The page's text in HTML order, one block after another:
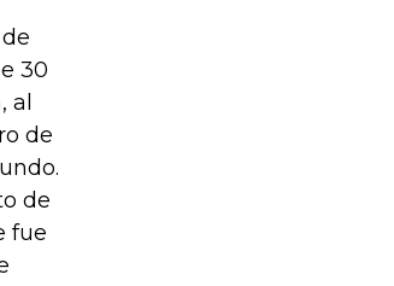
30
al
de
de
fue